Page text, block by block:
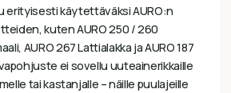
erityisesti käytettäväksi AURO:n
kuten AURO 250 / 260
AURO 267 Lattialakka ja AURO 187
ei sovellu uuteainerikkaille
tai kastanjalle – näille puulajeille